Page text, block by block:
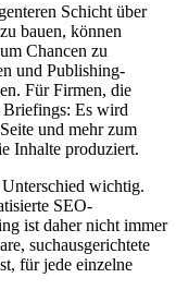
Schicht über
bauen, können
Chancen zu
und Publishing-
Für Firmen, die
Briefings: Es wird
und mehr zum
Inhalte produziert.
wichtig.
SEO-
ist daher nicht immer
suchausgerichtete
für jede einzelne